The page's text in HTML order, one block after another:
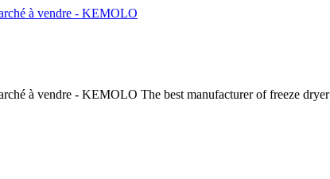
The best manufacturer of freeze dryer